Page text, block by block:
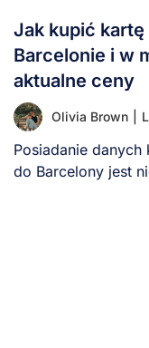
Jak kupić
Barcelonie i w
aktualne ceny
Olivia Brown
Posiadanie
do Barcelony jest